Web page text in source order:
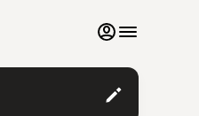
المفضلة لدي